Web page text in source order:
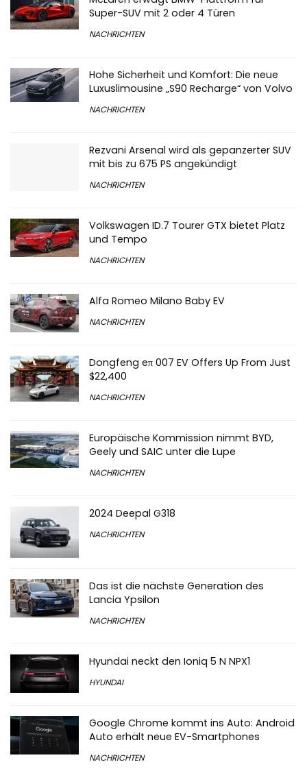
Super-SUV mit 2 oder 4 Türen
NACHRICHTEN
Hohe Sicherheit und Komfort: Die neue
Luxuslimousine „S90 Recharge“ von Volvo
NACHRICHTEN
Rezvani Arsenal wird als gepanzerter SUV
mit bis zu 675 PS angekündigt
NACHRICHTEN
Volkswagen ID.7 Tourer GTX bietet Platz
und Tempo
NACHRICHTEN
Alfa Romeo Milano Baby EV
NACHRICHTEN
Dongfeng eπ 007 EV Offers Up From Just
$22,400
NACHRICHTEN
Europäische Kommission nimmt BYD,
Geely und SAIC unter die Lupe
NACHRICHTEN
2024 Deepal G318
NACHRICHTEN
Das ist die nächste Generation des
Lancia Ypsilon
NACHRICHTEN
Hyundai neckt den Ioniq 5 N NPX1
HYUNDAI
Google Chrome kommt ins Auto: Android
Auto erhält neue EV-Smartphones
NACHRICHTEN